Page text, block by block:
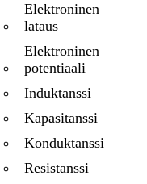
Elektroninen
lataus
Elektroninen
potentiaali
Induktanssi
Kapasitanssi
Konduktanssi
Resistanssi